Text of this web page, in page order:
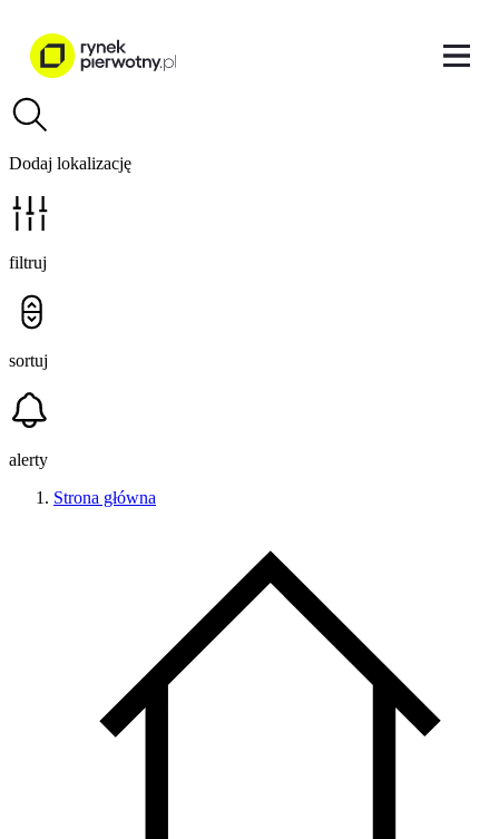
Dodaj lokalizację
filtruj
sortuj
alerty
Strona główna